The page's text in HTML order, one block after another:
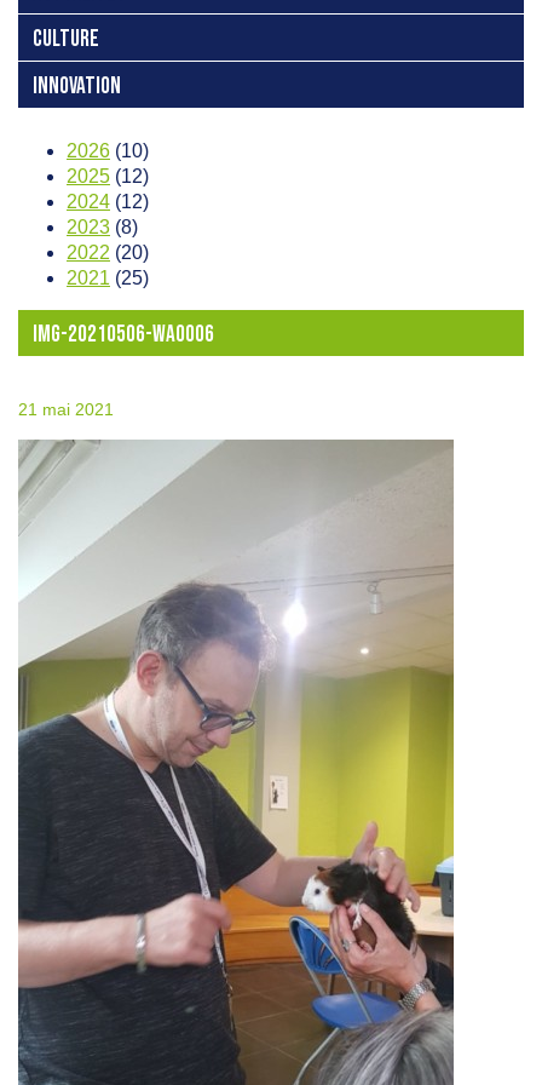
CULTURE
INNOVATION
2026 (10)
2025 (12)
2024 (12)
2023 (8)
2022 (20)
2021 (25)
IMG-20210506-WA0006
21 mai 2021